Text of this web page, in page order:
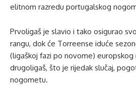
elitnom razredu portugalskog
Prvoligaš je slavio i tako osigurao
rangu, dok će Torreense iduće
(ligaškoj fazi po novome) europskog
drugoligaš, što je rijedak slučaj,
nogometu.